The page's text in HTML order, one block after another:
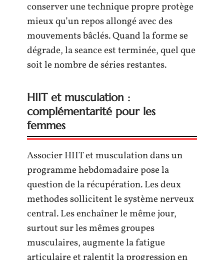
conserver une technique propre protège
mieux qu’un repos allongé avec des
mouvements bâclés. Quand la forme se
dégrade, la seance est terminée, quel que
soit le nombre de séries restantes.
HIIT et musculation :
complémentarité pour les
femmes
Associer HIIT et musculation dans un
programme hebdomadaire pose la
question de la récupération. Les deux
methodes sollicitent le système nerveux
central. Les enchaîner le même jour,
surtout sur les mêmes groupes
musculaires, augmente la fatigue